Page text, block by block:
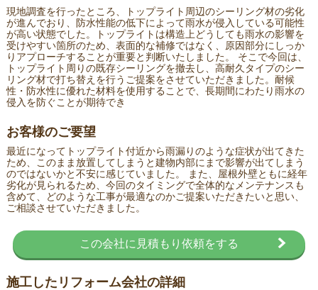
現地調査を行ったところ、トップライト周辺のシーリング材の劣化
が進んでおり、防水性能の低下によって雨水が侵入している可能性
が高い状態でした。トップライトは構造上どうしても雨水の影響を
受けやすい箇所のため、表面的な補修ではなく、原因部分にしっか
りアプローチすることが重要と判断いたしました。 そこで今回は、
トップライト周りの既存シーリングを撤去し、高耐久タイプのシー
リング材で打ち替えを行うご提案をさせていただきました。耐候
性・防水性に優れた材料を使用することで、長期間にわたり雨水の
侵入を防ぐことが期待でき
お客様のご要望
最近になってトップライト付近から雨漏りのような症状が出てきた
ため、このまま放置してしまうと建物内部にまで影響が出てしまう
のではないかと不安に感じていました。 また、屋根外壁ともに経年
劣化が見られるため、今回のタイミングで全体的なメンテナンスも
含めて、どのような工事が最適なのかご提案いただきたいと思い、
ご相談させていただきました。
この会社に見積もり依頼をする
施工したリフォーム会社の詳細